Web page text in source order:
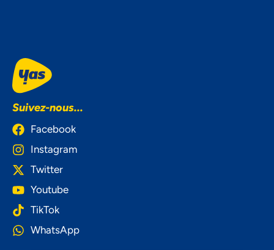
Suivez-nous...
Facebook
Instagram
Twitter
Youtube
TikTok
WhatsApp